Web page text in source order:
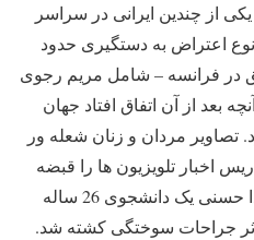
یکی از چندین ایرانی در سراسر
نوع اعتراض به دستگیری حدود
در فرانسه – شامل مریم رجوی
بعد از آن اتفاق افتاد جهان
مردان و زنان شعله ور
اخبار تلویزیون ها را قبضه
نموده بود. یک ایرانی در لندن، ندا حسنی یک دانشجوی 26 ساله
اثر جراحات سوختگی کشته شد.